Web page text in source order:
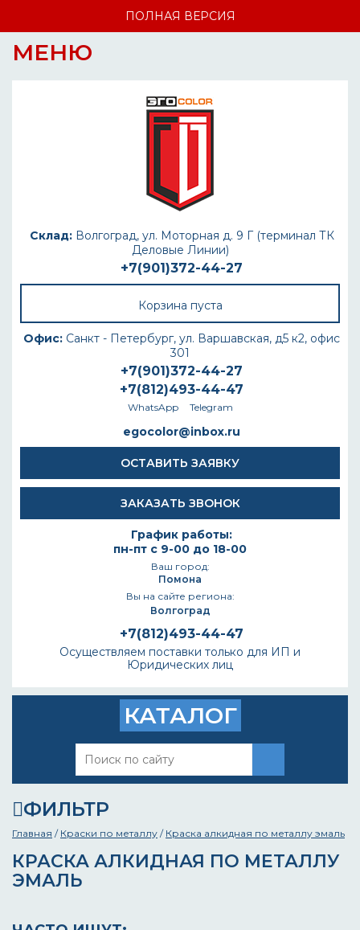
ПОЛНАЯ ВЕРСИЯ
МЕНЮ
Склад:Волгоград, ул. Моторная д. 9 Г (терминал ТК
Деловые Линии)
+7(901)372-44-27
Корзина пуста
Офис: Санкт - Петербург, ул. Варшавская, д5 к2, офис
301
+7(901)372-44-27
+7(812)493-44-47
WhatsApp Telegram
egocolor@inbox.ru
ОСТАВИТЬ ЗАЯВКУ
ЗАКАЗАТЬ ЗВОНОК
График работы:
пн-пт с 9-00 до 18-00
Ваш город:
Помона
Вы на сайте региона:
Волгоград
+7(812)493-44-47
Осуществляем поставки только для ИП и
Юридических лиц
КАТАЛОГ
ФИЛЬТР
Главная / Краски по металлу / Краска алкидная по металлу эмаль
КРАСКА АЛКИДНАЯ ПО МЕТАЛЛУ
ЭМАЛЬ